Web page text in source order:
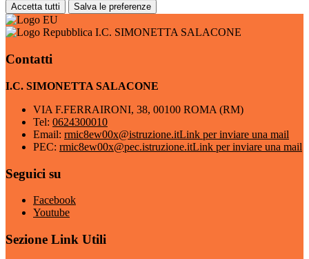
Accetta tutti Salva le preferenze
I.C. SIMONETTA SALACONE
Contatti
I.C. SIMONETTA SALACONE
VIA F.FERRAIRONI, 38, 00100 ROMA (RM)
Tel: 0624300010
Email: rmic8ew00x@istruzione.itLink per inviare una mail
PEC: rmic8ew00x@pec.istruzione.itLink per inviare una mail
Seguici su
Facebook
Youtube
Sezione Link Utili